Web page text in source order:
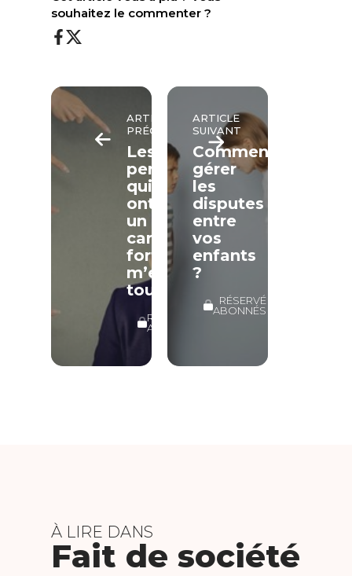
souhaitez le commenter ?
ARTICLE
PRÉCÉDENT
Les
personnes
qui
ont
un
caractère
fort
m’écrasent
toujours…
RÉSERVÉ
ABONNÉS
ARTICLE
SUIVANT
Comment
gérer
les
disputes
entre
vos
enfants
?
RÉSERVÉ
ABONNÉS
À LIRE DANS
Fait de société